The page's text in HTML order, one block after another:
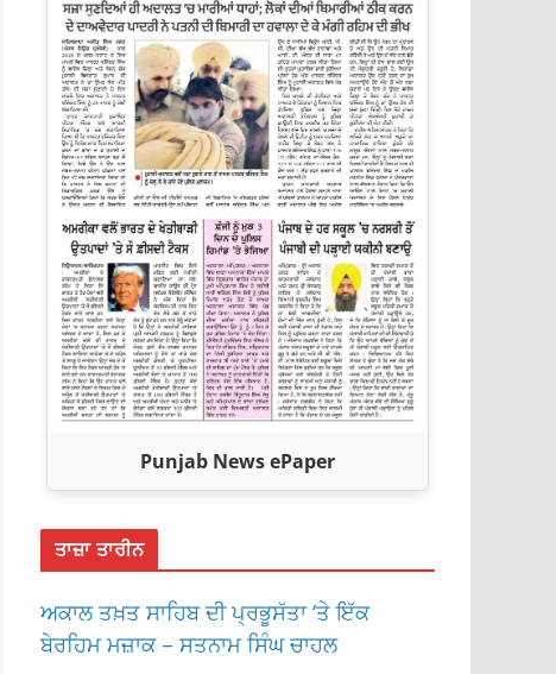
Punjab News ePaper
ਤਾਜ਼ਾ ਤਾਰੀਨ
ਅਕਾਲ ਤਖ਼ਤ ਸਾਹਿਬ ਦੀ ਪ੍ਰਭੂਸੱਤਾ ‘ਤੇ ਇੱਕ
ਬੇਰਹਿਮ ਮਜ਼ਾਕ – ਸਤਨਾਮ ਸਿੰਘ ਚਾਹਲ